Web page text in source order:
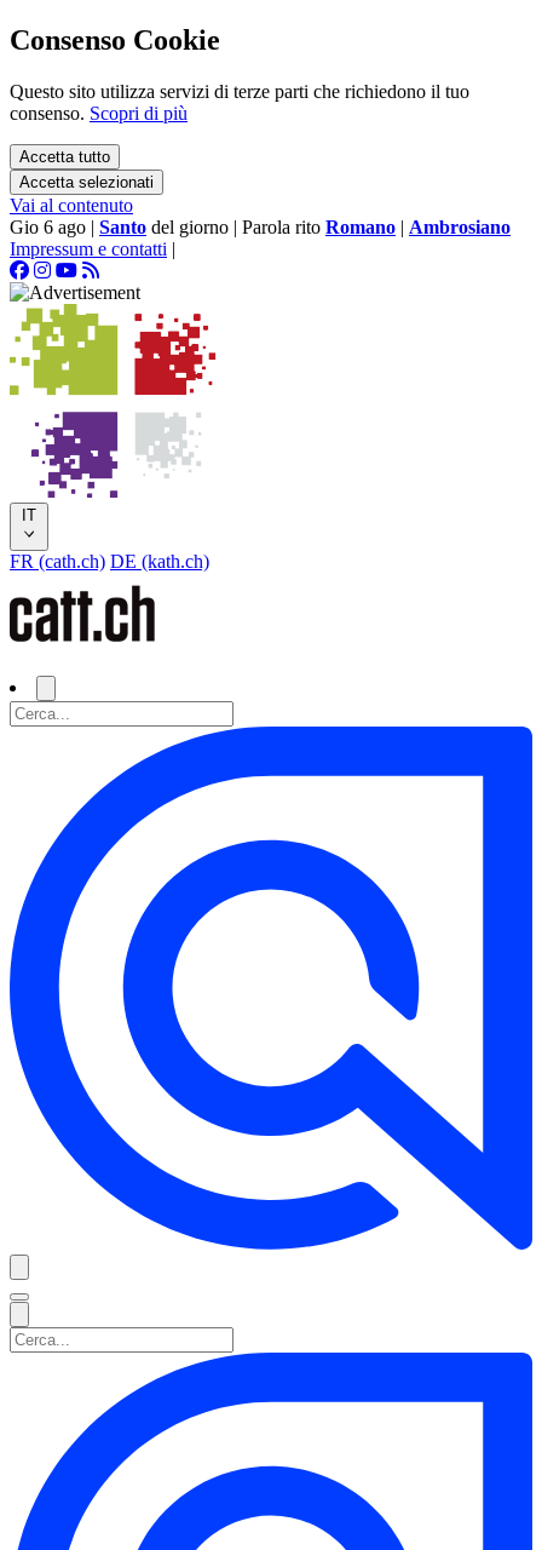
Consenso Cookie
Questo sito utilizza servizi di terze parti che richiedono il tuo
consenso. Scopri di più
Accetta tutto
Accetta selezionati
Vai al contenuto
Gio 6 ago | Santo del giorno | Parola rito Romano | Ambrosiano
Impressum e contatti |
IT
FR (cath.ch) DE (kath.ch)